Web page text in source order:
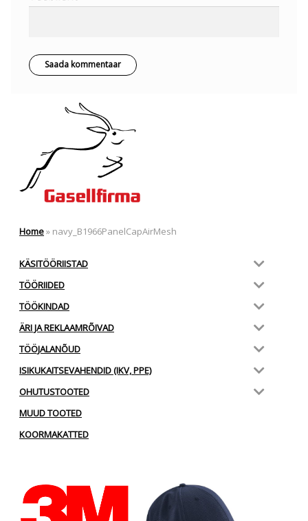
Home» navy_B1966PanelCapAirMesh
KÄSITÖÖRIISTAD
TÖÖRIIDED
TÖÖKINDAD
ÄRI JA REKLAAMRÕIVAD
TÖÖJALANÕUD
ISIKUKAITSEVAHENDID (IKV, PPE)
OHUTUSTOOTED
MUUD TOOTED
KOORMAKATTED